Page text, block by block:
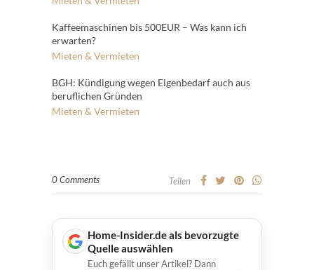
Kaffeemaschinen bis 500EUR – Was kann ich
erwarten?
Mieten & Vermieten
BGH: Kündigung wegen Eigenbedarf auch aus
beruflichen Gründen
Mieten & Vermieten
0 Comments Teilen
Home-Insider.de als bevorzugte
Quelle auswählen
Euch gefällt unser Artikel? Dann